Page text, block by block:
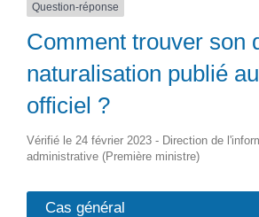
Question-réponse
Comment trouver son
naturalisation publié
officiel ?
Vérifié le 24 février 2023 - Direction de
administrative (Première ministre)
Cas général